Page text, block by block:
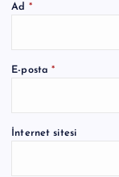
Ad *
E-posta*
İnternet sitesi
A
e